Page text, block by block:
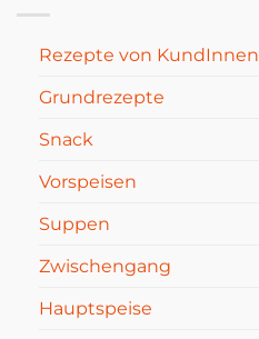
Rezepte von KundInnen
Grundrezepte
Snack
Vorspeisen
Suppen
Zwischengang
Hauptspeise